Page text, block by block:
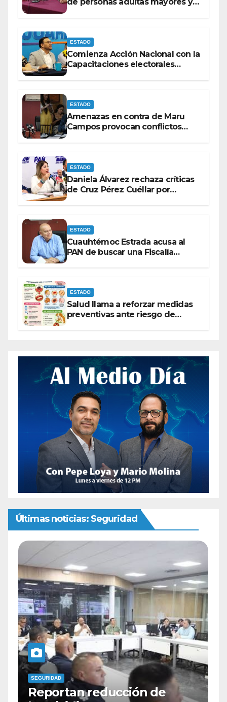
ESTADO
Comienza Acción Nacional con la
Capacitaciones electorales
ESTADO
Amenazas en contra de Maru
Campos provocan conflictos
ESTADO
Daniela Álvarez rechaza críticas
de Cruz Pérez Cuéllar por
ESTADO
Cuauhtémoc Estrada acusa al
PAN de buscar una Fiscalía
ESTADO
Salud llama a reforzar medidas
preventivas ante riesgo de
Últimas noticias: Seguridad
SEGURIDAD
Identifican como Zeus al